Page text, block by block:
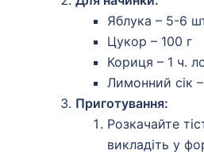
Яблука – 5-6
Цукор – 100 г
Кориця – 1 ч.
Лимонний сік
Приготування:
Розкачайте
викладіть у